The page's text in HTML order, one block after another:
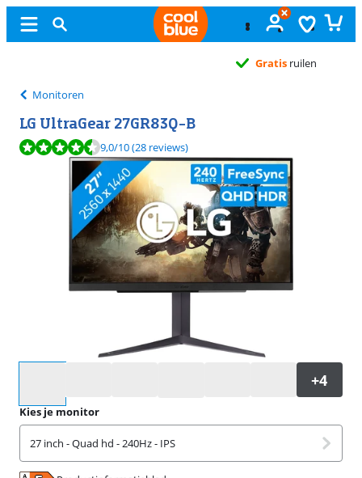
Monitoren
LG UltraGear 27GR83Q-B
Beoordeling is 9,0 van de 10, gebaseerd op 28 reviews.
9,0/10(28 reviews)
Kies je monitor
27 inch - Quad hd - 240Hz - IPS